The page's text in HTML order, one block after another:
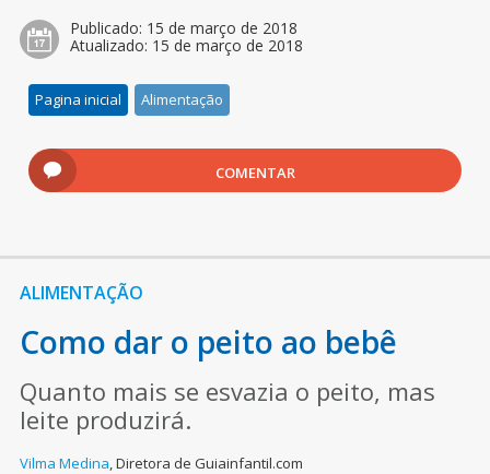
Publicado: 15 de março de 2018
Atualizado: 15 de março de 2018
Pagina inicial Alimentação
COMENTAR
ALIMENTAÇÃO
Como dar o peito ao bebê
Quanto mais se esvazia o peito, mas
leite produzirá.
Vilma Medina,Diretora de Guiainfantil.com